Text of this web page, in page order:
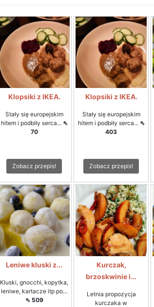
Klopsiki z IKEA.
Stały się europejskim
hitem i podbiły serca... ⇖
70
Zobacz przepis!
Klopsiki z IKEA.
Stały się europejskim
hitem i podbiły serca... ⇖
403
Zobacz przepis!
Leniwe kluski z...
Kluski, gnocchi, kopytka,
leniwe, kartacze itp po...
⇖ 509
Kurczak,
brzoskwinie i...
Letnia propozycja
kurczaka w